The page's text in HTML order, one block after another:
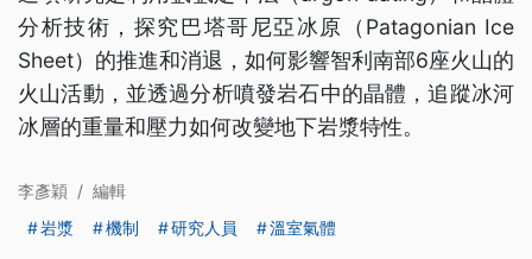
分析技術，探究巴塔哥尼亞冰原（Patagonian Ice
Sheet）的推進和消退，如何影響智利南部6座火山的
火山活動，並透過分析噴發岩石中的晶體，追蹤冰河
冰層的重量和壓力如何改變地下岩漿特性。
李彥穎 / 編輯
岩漿
機制 研究人員
溫室氣體